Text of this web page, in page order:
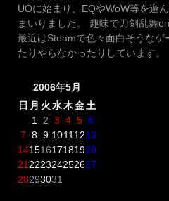
UOに始まり、EQやWoW等を遊
まいりました。 趣味で刀剣乱舞
最近はSteamで色々面白そうなゲ
たりやらなかったりしています。
2006年5月
日 月 火水木金土
1
2 3 4 5 6
7 8 9 1011 1213
14151617181920
21 222324252627
28293031